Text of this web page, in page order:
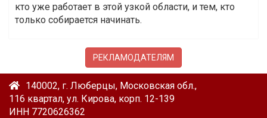
кто уже работает в этой узкой области, и тем, кто
только собирается начинать.
РЕКЛАМОДАТЕЛЯМ
140002, г. Люберцы, Московская обл.,
116 квартал, ул. Кирова, корп. 12-139
ИНН 7720626362